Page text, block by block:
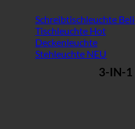
Schreibtischleuchte
Tischleuchte
Deckenleuchte
Stehleuchte
3-IN-1